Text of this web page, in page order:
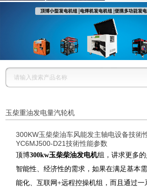
玉柴重油发电量汽轮机
300KW玉柴柴油车风能发主轴电设备技術
YC6MJ500-D21技術性能参数
顶博300kw玉柴柴油发电机组，讲求更多的
智能性、经济性的需求，如果在满足基本
能化、互联网+远程控操机组，而且通过一